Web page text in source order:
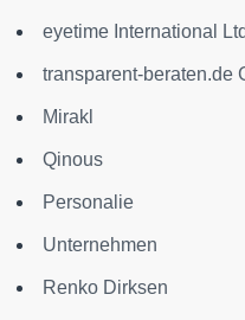
eyetime International Ltd
transparent-beraten.de
Mirakl
Qinous
Personalie
Unternehmen
Renko Dirksen